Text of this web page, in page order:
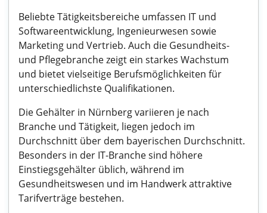
Beliebte Tätigkeitsbereiche umfassen IT und
Softwareentwicklung, Ingenieurwesen sowie
Marketing und Vertrieb. Auch die Gesundheits-
und Pflegebranche zeigt ein starkes Wachstum
und bietet vielseitige Berufsmöglichkeiten für
unterschiedlichste Qualifikationen.
Die Gehälter in Nürnberg variieren je nach
Branche und Tätigkeit, liegen jedoch im
Durchschnitt über dem bayerischen Durchschnitt.
Besonders in der IT-Branche sind höhere
Einstiegsgehälter üblich, während im
Gesundheitswesen und im Handwerk attraktive
Tarifverträge bestehen.